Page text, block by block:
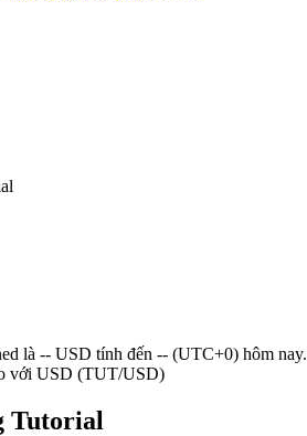
là -- USD tính đến -- (UTC+0) hôm nay.
với USD (TUT/USD)
Tutorial